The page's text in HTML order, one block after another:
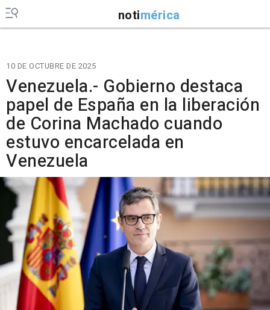
notimérica
10 DE OCTUBRE DE 2025
Venezuela.- Gobierno destaca
papel de España en la liberación
de Corina Machado cuando
estuvo encarcelada en
Venezuela